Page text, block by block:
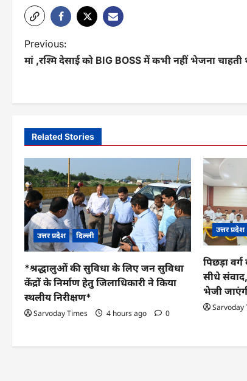
P
o
n
a
v
i
g
a
t
i
o
Previous:
मां ,रश्मि देसाई को BIG BOSS में कभी नहीं भेजना चाहती
Related Stories
उत्तर प्रदेश दिल्ली
*श्रद्धालुओं की सुविधा के लिए जन सुविधा
केंद्रों के निर्माण हेतु जिलाधिकारी ने किया
स्थलीय निरीक्षण*
Sarvoday Times 4 hours ago 0
उत्तर प्रदेश
पिछड़ा
सीधे
भेजी
Sarvoday